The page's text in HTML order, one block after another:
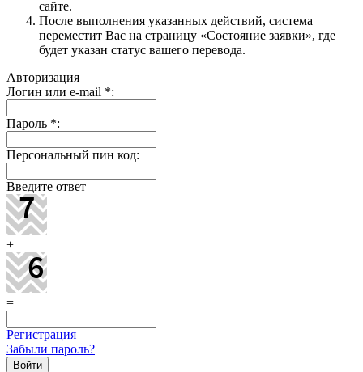
сайте.
После выполнения указанных действий, система
переместит Вас на страницу «Состояние заявки», где
будет указан статус вашего перевода.
Авторизация
Логин или e-mail *:
Пароль *:
Персональный пин код:
Введите ответ
+
=
Регистрация
Забыли пароль?